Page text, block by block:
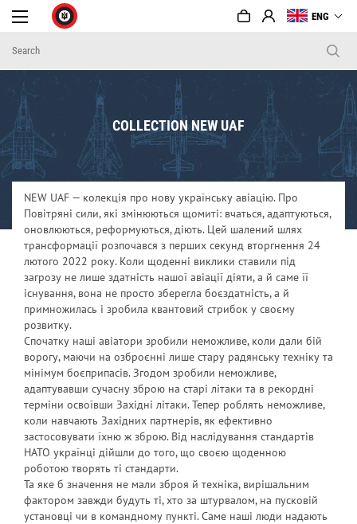
ENG
COLLECTION NEW UAF
NEW UAF — колекція про нову українську авіацію. Про
Повітряні сили, які змінюються щомиті: вчаться, адаптуються,
оновлюються, реформуються, діють. Цей шалений шлях
трансформації розпочався з перших секунд вторгнення 24
лютого 2022 року. Коли щоденні виклики ставили під
загрозу не лише здатність нашої авіації діяти, а й саме її
існування, вона не просто зберегла боєздатність, а й
примножилась і зробила квантовий стрибок у своєму
розвитку.
Спочатку наші авіатори зробили неможливе, коли дали бій
ворогу, маючи на озброєнні лише стару радянську техніку та
мінімум боєприпасів. Згодом зробили неможливе,
адаптувавши сучасну зброю на старі літаки та в рекордні
терміни освоївши Західні літаки. Тепер роблять неможливе,
коли навчають Західних партнерів, як ефективно
застосовувати їхню ж зброю. Від наслідування стандартів
НАТО українці дійшли до того, що своєю щоденною
роботою творять ті стандарти.
Та яке б значення не мали зброя й техніка, вирішальним
фактором завжди будуть ті, хто за штурвалом, на пусковій
установці чи в командному пункті. Саме наші люди надають